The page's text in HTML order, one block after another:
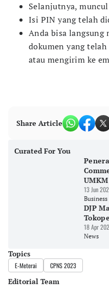
Selanjutnya,
Isi PIN yang telah
Anda bisa langsung
dokumen yang
atau mengirim ke
Share Article
Curated For You
UMKM
13 Jun
Business
DJP
18 Apr
News
Topics
E-Meterai CPNS 2023
Editorial Team